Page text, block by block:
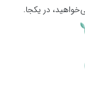
در یکجا.